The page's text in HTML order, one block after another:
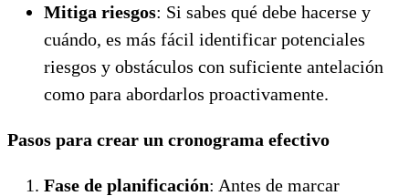
Mitiga riesgos: Si sabes qué debe hacerse y
cuándo, es más fácil identificar potenciales
riesgos y obstáculos con suficiente antelación
como para abordarlos proactivamente.
Pasos para crear un cronograma efectivo
Fase de planificación: Antes de marcar